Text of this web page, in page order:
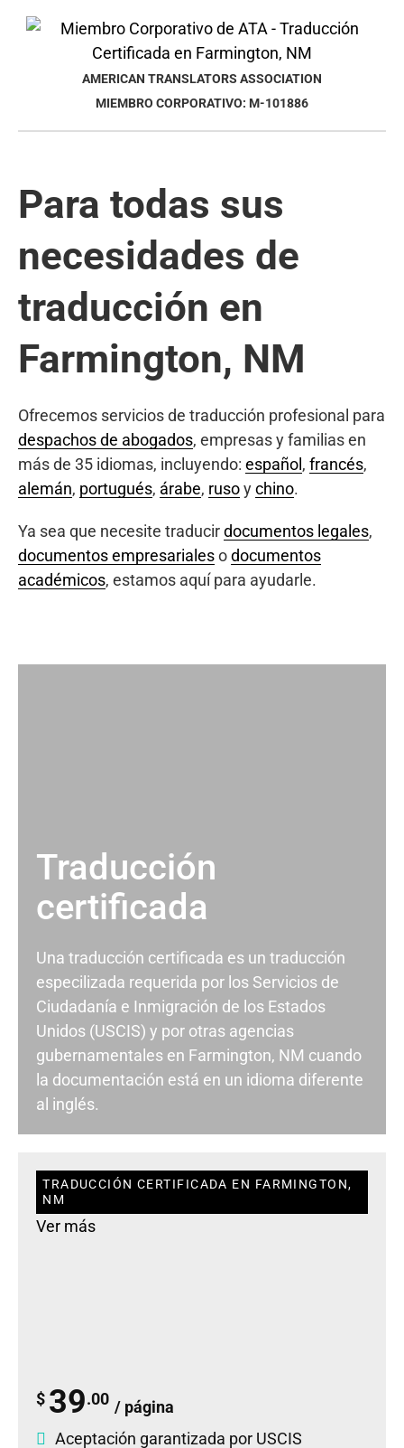
AMERICAN TRANSLATORS ASSOCIATION
MIEMBRO CORPORATIVO: M-101886
Para todas sus
necesidades de
traducción en
Farmington, NM
Ofrecemos servicios de traducción profesional para
despachos de abogados, empresas y familias en
más de 35 idiomas, incluyendo: español , francés,
alemán, portugués, árabe, rusoychino.
Ya sea que necesite traducirdocumentos legales,
documentos empresarialesodocumentos
académicos, estamos aquí para ayudarle.
Traducción
certificada
Una traducción certificada es un traducción
especilizada requerida por los Servicios de
Ciudadanía e Inmigración de los Estados
Unidos (USCIS) y por otras agencias
gubernamentales en Farmington, NM cuando
la documentación está en un idioma diferente
al inglés.
TRADUCCIÓN CERTIFICADA EN FARMINGTON,
NM
Ver más
$ 39.00 / página
Aceptación garantizada por USCIS